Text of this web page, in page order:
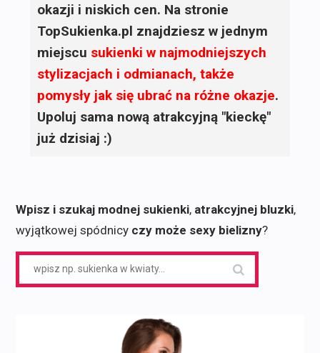
okazji i niskich cen. Na stronie
TopSukienka.pl znajdziesz w jednym
miejscu sukienki w najmodniejszych
stylizacjach i odmianach, także
pomysły jak się ubrać na różne okazje.
Upoluj sama nową atrakcyjną "kieckę"
już dzisiaj :)
Wpisz i szukaj modnej sukienki, atrakcyjnej bluzki,
wyjątkowej spódnicy czy może sexy bielizny?